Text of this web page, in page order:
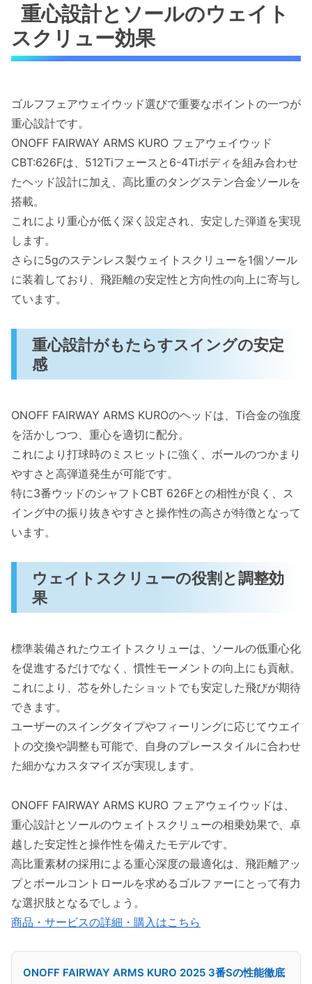
重心設計とソールのウェイト
スクリュー効果
ゴルフフェアウェイウッド選びで重要なポイントの一つが
重心設計です。
ONOFF FAIRWAY ARMS KURO フェアウェイウッド
CBT:626Fは、512Tiフェースと6-4Tiボディを組み合わせ
たヘッド設計に加え、高比重のタングステン合金ソールを
搭載。
これにより重心が低く深く設定され、安定した弾道を実現
します。
さらに5gのステンレス製ウェイトスクリューを1個ソール
に装着しており、飛距離の安定性と方向性の向上に寄与し
ています。
重心設計がもたらすスイングの安定
感
ONOFF FAIRWAY ARMS KUROのヘッドは、Ti合金の強度
を活かしつつ、重心を適切に配分。
これにより打球時のミスヒットに強く、ボールのつかまり
やすさと高弾道発生が可能です。
特に3番ウッドのシャフトCBT 626Fとの相性が良く、ス
イング中の振り抜きやすさと操作性の高さが特徴となって
います。
ウェイトスクリューの役割と調整効
果
標準装備されたウエイトスクリューは、ソールの低重心化
を促進するだけでなく、慣性モーメントの向上にも貢献。
これにより、芯を外したショットでも安定した飛びが期待
できます。
ユーザーのスイングタイプやフィーリングに応じてウエイ
トの交換や調整も可能で、自身のプレースタイルに合わせ
た細かなカスタマイズが実現します。
ONOFF FAIRWAY ARMS KURO フェアウェイウッドは、
重心設計とソールのウェイトスクリューの相乗効果で、卓
越した安定性と操作性を備えたモデルです。
高比重素材の採用による重心深度の最適化は、飛距離アッ
プとボールコントロールを求めるゴルファーにとって有力
な選択肢となるでしょう。
商品・サービスの詳細・購入はこちら
ONOFF FAIRWAY ARMS KURO 2025 3番Sの性能徹底